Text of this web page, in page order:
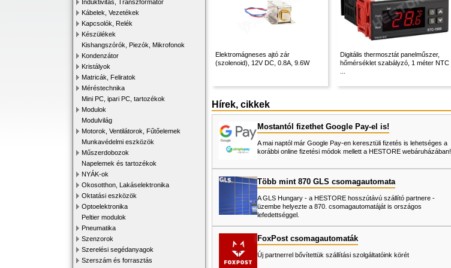
Induktivitás, Transzformátor
Kábelek, Vezetékek
Kapcsolók, Relék
Készülékek
Kishangszórók, Piezók, Mikrofonok
Kondenzátor
Kristályok
Matricák, Feliratok
Méréstechnika
Mini PC, ipari PC, tartozékok
Modulok
Modulvilág
Motorok, Ventilátorok, Fűtőelemek
Munkavédelmi eszközök
Műszerdobozok
Napelemek és tartozékok
NYÁK-ok
Okosotthon, Lakáselektronika
Oktatási eszközök
Optoelektronika
Peltier modulok
Pneumatika
Szenzorok
Szerelési segédanyagok
Szerszám és forrasztás
Elektromágneses ajtó zár
(szolenoid), 12V DC, 0.8A, 9.6W
Digitális thermosztát panelműszer,
hőmérséklet szabályzó, 1 méter NTC
Hírek, cikkek
Mostantól fizethet Google Pay-el is!
A mai naptól már Google Pay-en keresztüli fizetés is lehetséges a
korábbi online fizetési módok mellett a HESTORE webáruházában!
Több mint 870 GLS csomagautomata
A GLS Hungary - a HESTORE hosszútávú szállító partnere -
üzembe helyezte a 870. csomagautomatáját is országos
lefedettséggel.
FoxPost csomagautomaták
Új partnerrel bővítettük szállítási szolgáltatóink körét